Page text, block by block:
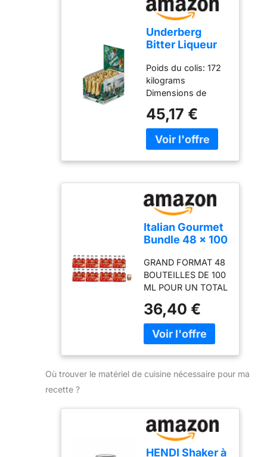
Underberg
Bitter Liqueur
Pièces
Poids du colis: 172
kilograms
Dimensions de
l'article: 113 L x 174
H x 141 W
(centimeters) Une
d'herbes
aromatiques en
provenance de 43
pays Contient 44%
d'alcool
45,17 €
Italian Gourmet
Bundle 48 x 100
Apéritif Sans
Alcool + Italian
Gourmet Polpa,
8 Packs de 6
Bouteilles,
Boisson Rouge
Gazeuse
Saveur Amère
GRAND FORMAT 48
BOUTEILLES DE 100
ML POUR UN TOTAL
POUR STOCK,
RÉCEPTIONS ET
USAGE RÉGULIER
pratique et à forte
de 100 ml, soit un
volume total de 4,8
litres, présenté selon
36,40 €
Où trouver le matériel de cuisine nécessaire pour ma
recette ?
HENDI Shaker à